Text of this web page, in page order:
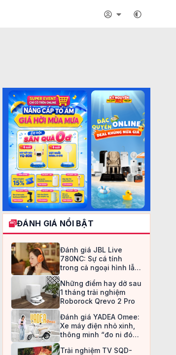
ĐÁNH GIÁ NỔI BẬT
Đánh giá JBL Live
780NC: Sự cá tính
trong cả ngoại hình lẫn
Những điểm hay dở sau
1 tháng trải nghiệm
Roborock Qrevo 2 Pro
Đánh giá YADEA Omee:
Xe máy điện nhỏ xinh,
thông minh “đo ni đóng
Trải nghiệm TV SQD-